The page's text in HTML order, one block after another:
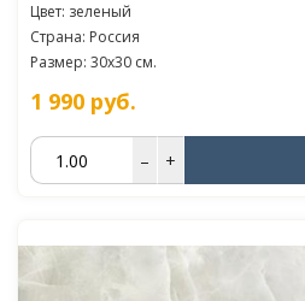
Цвет: зеленый
Страна: Россия
Размер: 30x30 см.
1 990 руб.
– +